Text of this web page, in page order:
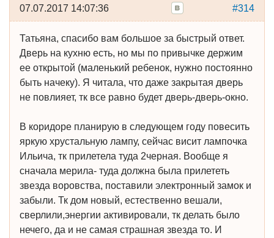
#314
07.07.2017 14:07:36
Татьяна, спасибо вам большое за быстрый ответ.
Дверь на кухню есть, но мы по привычке держим
ее открытой (маленький ребенок, нужно постоянно
быть начеку). Я читала, что даже закрытая дверь
не повлияет, тк все равно будет дверь-дверь-окно.
В коридоре планирую в следующем году повесить
яркую хрустальную лампу, сейчас висит лампочка
Ильича, тк прилетела туда 2черная. Вообще я
сначала мерила- туда должна была прилететь
звезда воровства, поставили электронный замок и
забыли. Тк дом новый, естественно вешали,
сверлили,энергии активировали, тк делать было
нечего, да и не самая страшная звезда то. И